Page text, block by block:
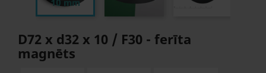
D72 x d32 x 10 / F30 - ferīta
magnēts